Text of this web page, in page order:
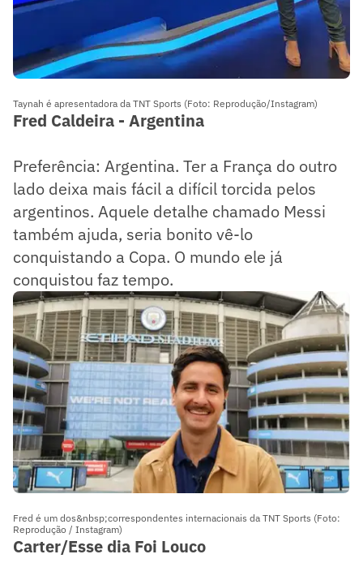
Taynah é apresentadora da TNT Sports (Foto: Reprodução/Instagram)
Fred Caldeira - Argentina
Preferência: Argentina. Ter a França do outro
lado deixa mais fácil a difícil torcida pelos
argentinos. Aquele detalhe chamado Messi
também ajuda, seria bonito vê-lo
conquistando a Copa. O mundo ele já
conquistou faz tempo.
Fred é um dos&nbsp;correspondentes internacionais da TNT Sports (Foto:
Reprodução / Instagram)
Carter/Esse dia Foi Louco